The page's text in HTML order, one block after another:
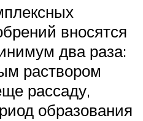
вносятся
два раза:
раствором
рассаду,
образования